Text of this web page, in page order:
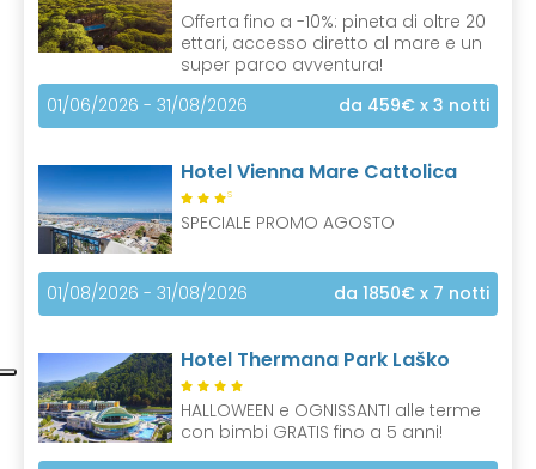
Offerta fino a -10%: pineta di oltre 20
ettari, accesso diretto al mare e un
super parco avventura!
01/06/2026 - 31/08/2026
da 459€ x 3 notti
Hotel Vienna Mare Cattolica
S
SPECIALE PROMO AGOSTO
01/08/2026 - 31/08/2026 da 1850€ x 7 notti
Hotel Thermana Park Laško
HALLOWEEN e OGNISSANTI alle terme
con bimbi GRATIS fino a 5 anni!